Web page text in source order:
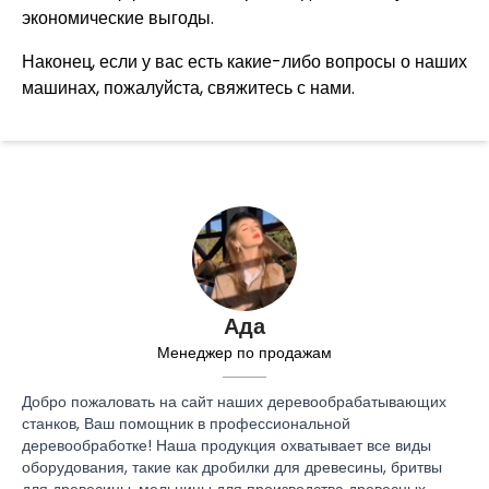
Ада
Менеджер по продажам
Добро пожаловать на сайт наших деревообрабатывающих
станков, Ваш помощник в профессиональной
деревообработке! Наша продукция охватывает все виды
оборудования, такие как дробилки для древесины, бритвы
экономические выгоды.
Наконец, если у вас есть какие-либо вопросы о наших
машинах, пожалуйста, свяжитесь с нами.